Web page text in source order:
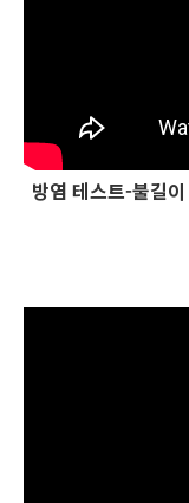
방염 테스트-불길